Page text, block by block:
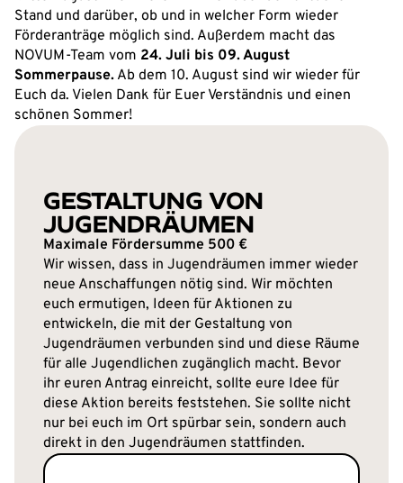
Stand und darüber, ob und in welcher Form wieder
Förderanträge möglich sind. Außerdem macht das
NOVUM-Team vom 24. Juli bis 09. August
Sommerpause. Ab dem 10. August sind wir wieder für
Euch da. Vielen Dank für Euer Verständnis und einen
schönen Sommer!
GESTALTUNG VON
JUGENDRÄUMEN
Maximale Fördersumme 500 €
Wir wissen, dass in Jugendräumen immer wieder
neue Anschaffungen nötig sind. Wir möchten
euch ermutigen, Ideen für Aktionen zu
entwickeln, die mit der Gestaltung von
Jugendräumen verbunden sind und diese Räume
für alle Jugendlichen zugänglich macht. Bevor
ihr euren Antrag einreicht, sollte eure Idee für
diese Aktion bereits feststehen. Sie sollte nicht
nur bei euch im Ort spürbar sein, sondern auch
direkt in den Jugendräumen stattfinden.